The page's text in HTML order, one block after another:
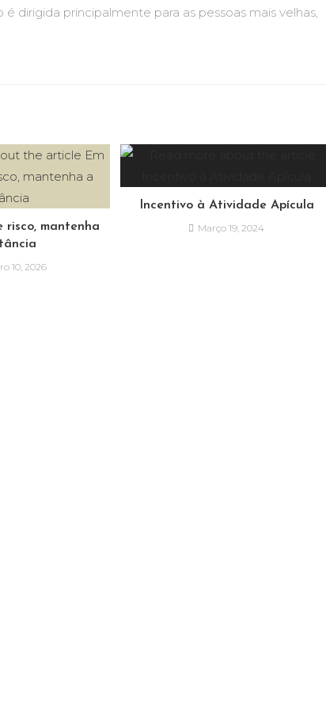
dirigida principalmente para as pessoas mais velhas,
risco, mantenha
10, 2026
Incentivo à Atividade Apícula
Março 19, 2024